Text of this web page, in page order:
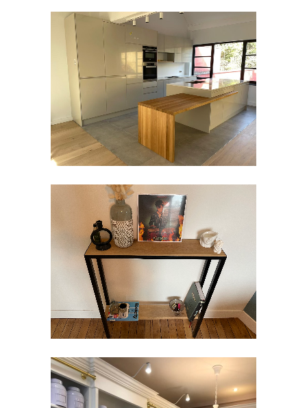
CUISINES
Aménagement
MOBILIER